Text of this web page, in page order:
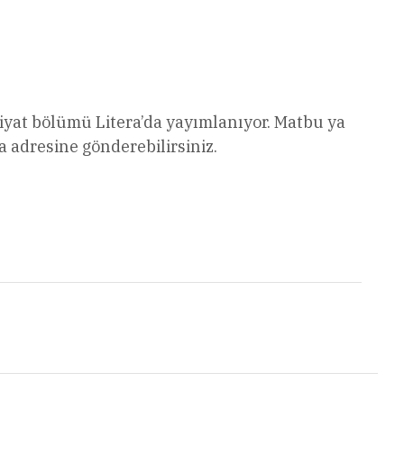
bölümü Litera’da yayımlanıyor. Matbu ya
adresine gönderebilirsiniz.